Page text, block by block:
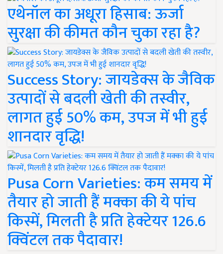
एथेनॉल का अधूरा हिसाब: ऊर्जा
सुरक्षा की कीमत कौन चुका रहा है?
Success Story: जायडेक्स के जैविक
उत्पादों से बदली खेती की तस्वीर,
लागत हुई 50% कम, उपज में भी हुई
शानदार वृद्धि!
Pusa Corn Varieties: कम समय में
तैयार हो जाती हैं मक्का की ये पांच
किस्में, मिलती है प्रति हेक्टेयर 126.6
क्विंटल तक पैदावार!